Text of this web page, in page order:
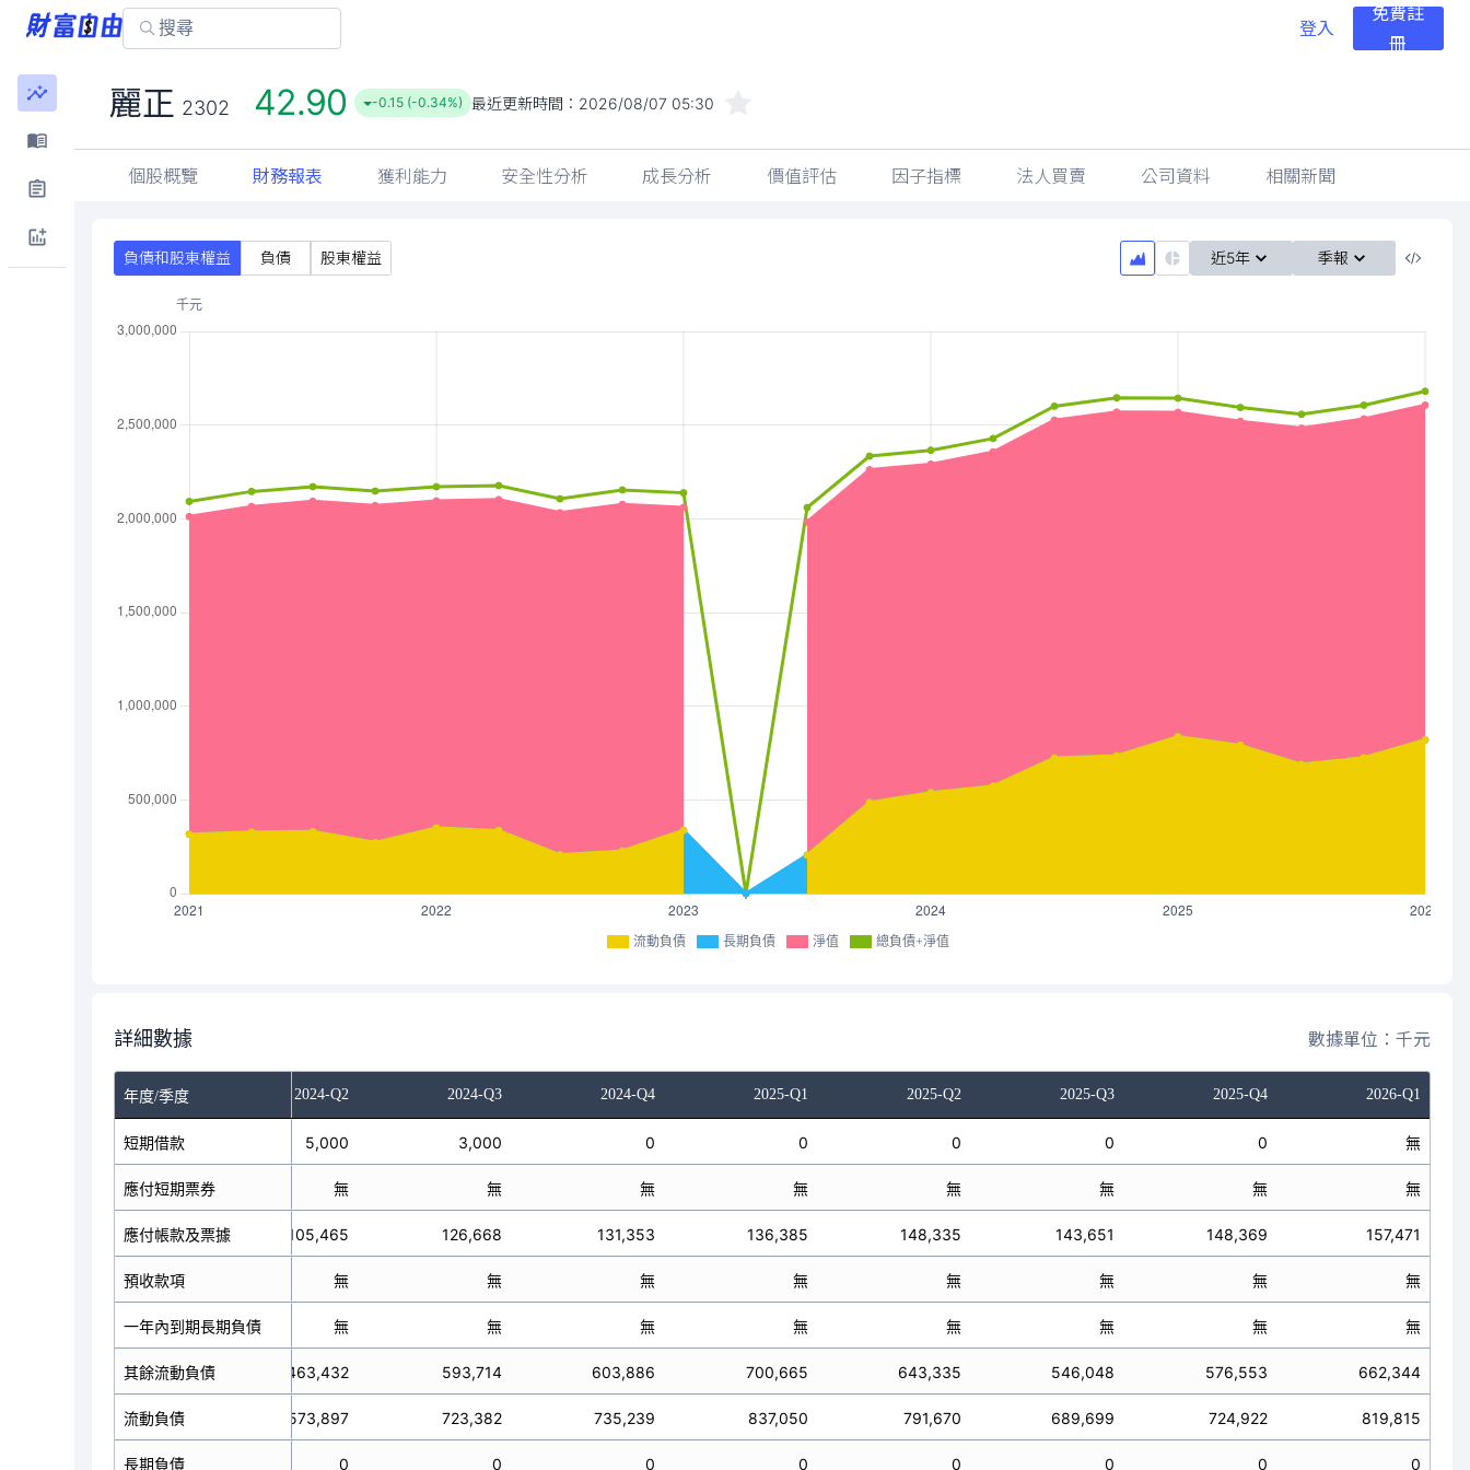
登入
免費註
冊
麗正 2302 42.90 -0.15 (-0.34%) 最近更新時間： 2026/08/07 05:30
個股概覽 財務報表 獲利能力 安全性分析 成長分析 價值評估 因子指標 法人買賣 公司資料 相關新聞
負債和股東權益 負債 股東權益 近5年 季報
流動負債 長期負債 淨值 總負債+淨值
詳細數據 數據單位：千元
年度/季度
2024-Q1 2024-Q2 2024-Q3 2024-Q4 2025-Q1 2025-Q2 2025-Q3 2025-Q4 2026-Q1
短期借款
應付短期票券
應付帳款及票據
預收款項
一年內到期長期負債
其餘流動負債
流動負債
長期負債
10,000 5,000 3,000 0 0 0 0 0 無
無 無 無 無 無 無 無 無 無
79,181 105,465 126,668 131,353 136,385 148,335 143,651 148,369 157,471
無 無 無 無 無 無 無 無 無
無 無 無 無 無 無 無 無 無
449,805 463,432 593,714 603,886 700,665 643,335 546,048 576,553 662,344
538,986 573,897 723,382 735,239 837,050 791,670 689,699 724,922 819,815
0 0 0 0 0 0 0 0